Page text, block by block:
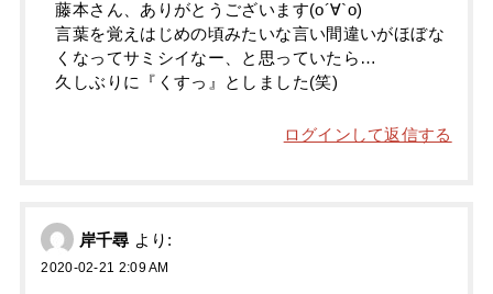
藤本さん、ありがとうございます(о´∀`о)
言葉を覚えはじめの頃みたいな言い間違いがほぼな
くなってサミシイなー、と思っていたら…
久しぶりに『くすっ』としました(笑)
ログインして返信する
岸千尋 より:
2020-02-21 2:09 AM